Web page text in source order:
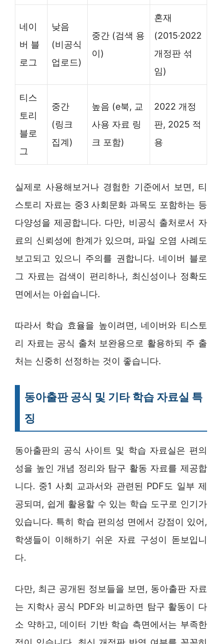
네이
버 블
로그
낮음
(비공식
업로드)
중간 (검색 용
이)
혼재
(2015·2022
개정판 섞
임)
티스
토리
블로
그
중간
(링크
집계)
높음 (e북, 교
사용 자료 링
크 포함)
2022 개정
판, 2025 적
용
실제로 사용해보거나 경험한 기준에서 보면, 티
스토리 자료는 중3 사회문화 과목도 포함하는 등
다양성을 제공합니다. 다만, 비공식 출처로서 자
료의 신뢰성에 한계가 있으며, 파일 오염 사례도
보고되고 있으니 주의를 권합니다. 네이버 블로
그 자료는 검색이 편리하나, 최신성이나 정확도
면에서는 아쉽습니다.
따라서 학습 효율을 높이려면, 네이버와 티스토
리 자료는 공식 출처 보완용으로 활용하되 주 출
처는 신중히 선정하는 것이 좋습니다.
동아출판 공식 및 기타 학습 자료실 특
징
동아출판의 공식 사이트 및 학습 자료실은 편의
성을 높인 개념 정리와 탐구 활동 자료를 제공합
니다. 중1 사회 교과서와 관련된 PDF도 일부 제
공되며, 쉽게 활용할 수 있는 학습 도구로 인기가
있습니다. 특히 학습 편의성 면에서 강점이 있어,
학생들이 이해하기 쉬운 자료 구성이 돋보입니
다.
다만, 최근 공개된 정보들을 보면, 동아출판 자료
는 지학사 공식 PDF와 비교하면 탐구 활동이 다
소 약하고, 데이터 기반 학습 측면에서는 부족한